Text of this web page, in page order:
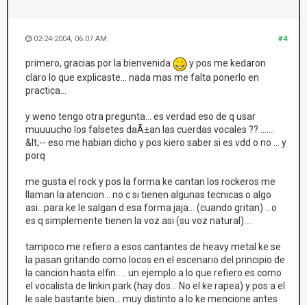
#4
02-24-2004, 06:07 AM
primero, gracias por la bienvenida
y pos me kedaron
claro lo que explicaste... nada mas me falta ponerlo en
practica...
y weno tengo otra pregunta... es verdad eso de q usar
muuuucho los falsetes daÃ±an las cuerdas vocales ?? .......
&lt;-- eso me habian dicho y pos kiero saber si es vdd o no ... y
porq
me gusta el rock y pos la forma ke cantan los rockeros me
llaman la atencion... no c si tienen algunas tecnicas o algo
asi.. para ke le salgan d esa forma jaja... (cuando gritan) .. o
es q simplemente tienen la voz asi (su voz natural)....
tampoco me refiero a esos cantantes de heavy metal ke se
la pasan gritando como locos en el escenario del principio de
la cancion hasta elfin.. .. un ejemplo a lo que refiero es como
el vocalista de linkin park (hay dos... No el ke rapea) y pos a el
le sale bastante bien... muy distinto a lo ke mencione antes